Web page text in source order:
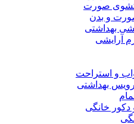
صورت
و بدن
بهداشتی
آرایشی
و استراحت
بهداشتی
دکور خانگی